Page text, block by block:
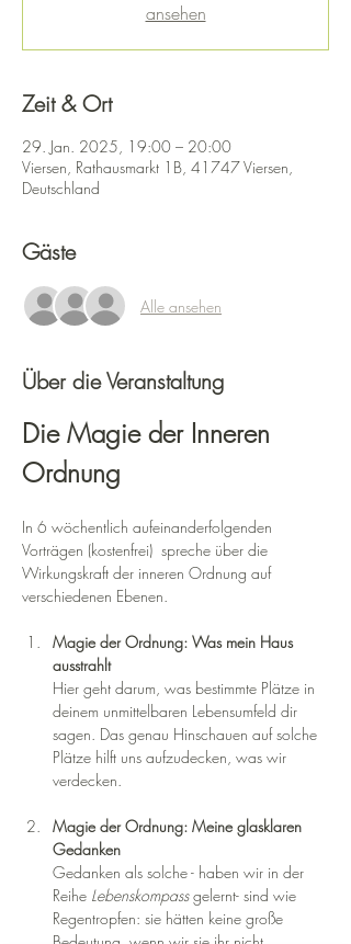
ansehen
Zeit & Ort
29. Jan. 2025, 19:00 – 20:00
Viersen, Rathausmarkt 1B, 41747 Viersen,
Deutschland
Gäste
Alle ansehen
Über die Veranstaltung
Die Magie der Inneren
Ordnung
In 6 wöchentlich aufeinanderfolgenden
Vorträgen (kostenfrei)  spreche über die
Wirkungskraft der inneren Ordnung auf
verschiedenen Ebenen.
Magie der Ordnung: Was mein Haus
ausstrahlt
Hier geht darum, was bestimmte Plätze in
deinem unmittelbaren Lebensumfeld dir
sagen. Das genau Hinschauen auf solche
Plätze hilft uns aufzudecken, was wir
verdecken.
Magie der Ordnung: Meine glasklaren
Gedanken
Gedanken als solche - haben wir in der
Reihe Lebenskompass gelernt- sind wie
Regentropfen: sie hätten keine große